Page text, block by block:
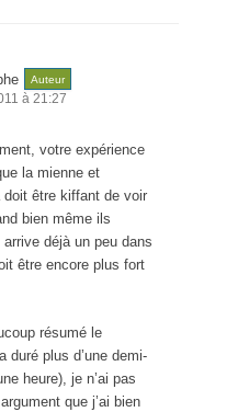
Auteur
à 21:27
votre expérience
la mienne et
doit être kiffant de voir
bien même ils
déjà un peu dans
être encore plus fort
résumé le
duré plus d’une demi-
heure), je n’ai pas
que j’ai bien